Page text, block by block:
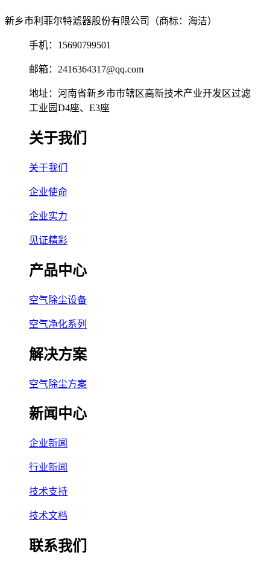
新乡市利菲尔特滤器股份有限公司（商标：海洁）
手机：15690799501
邮箱：2416364317@qq.com
地址：河南省新乡市市辖区高新技术产业开发区过滤
工业园D4座、E3座
关于我们
关于我们
企业使命
企业实力
见证精彩
产品中心
空气除尘设备
空气净化系列
解决方案
空气除尘方案
新闻中心
企业新闻
行业新闻
技术支持
技术文档
联系我们